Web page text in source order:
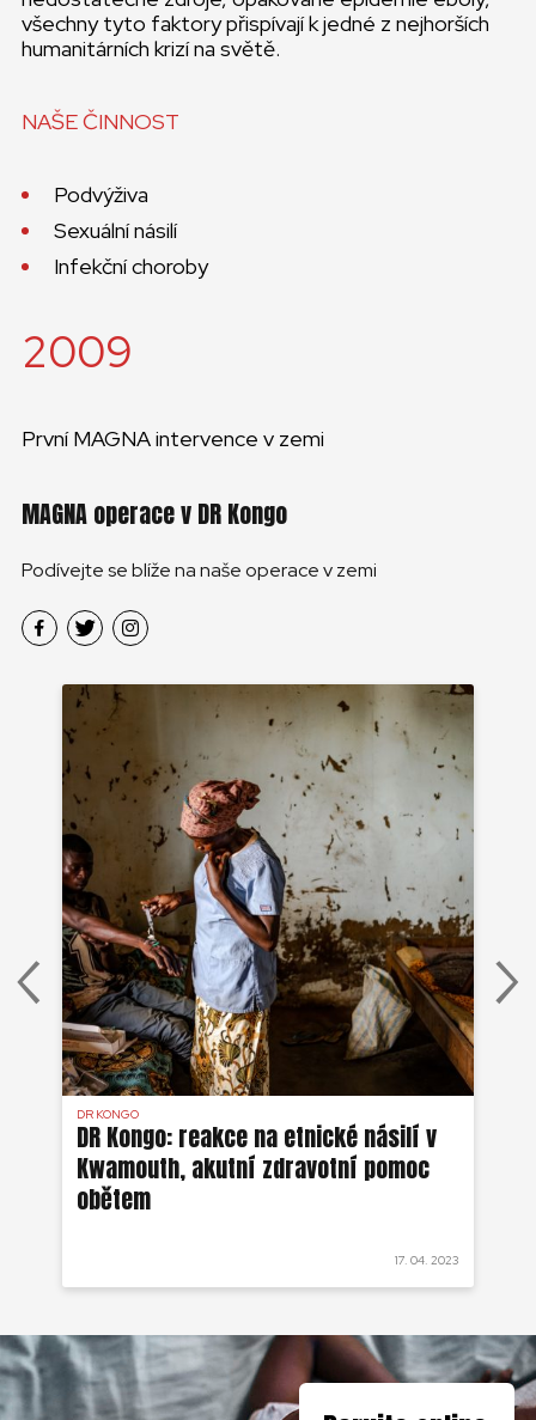
všechny tyto faktory přispívají k jedné z nejhorších
humanitárních krizí na světě.
NAŠE ČINNOST
Podvýživa
Sexuální násilí
Infekční choroby
2009
První MAGNA intervence v zemi
MAGNA operace v DR Kongo
Podívejte se blíže na naše operace v zemi
DR KONGO
DR Kongo: reakce na etnické násilí v
Kwamouth, akutní zdravotní pomoc
obětem
17. 04. 2023